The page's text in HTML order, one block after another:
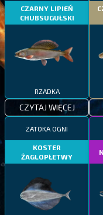
CZARNY LIPIEŃ
CHUBSUGUŁSKI
RZADKA
CZYTAJ WIĘCEJ
ZATOKA OGNI
KOSTER
ŻAGLOPŁETWY